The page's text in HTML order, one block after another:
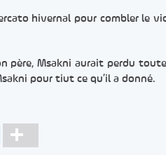
hivernal pour combler le
père, Msakni aurait perdu
pour tiut ce qu’il a donné.
TwitterPartager